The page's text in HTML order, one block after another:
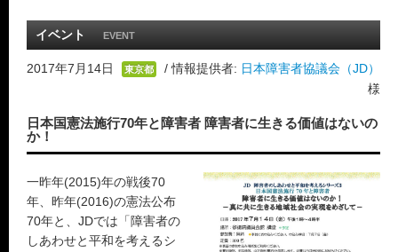
イベント EVENT
2017年7月14日 東京都 / 情報提供者: 日本障害者協議会（JD）
様
日本国憲法施行70年と障害者 障害者に生きる価値はないの
か！
一昨年(2015)年の戦後70
年、昨年(2016)の憲法公布
70年と、JDでは「障害者の
しあわせと平和を考えるシ